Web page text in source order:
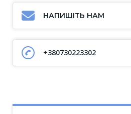
НАПИШІТЬ НАМ
+380730223302